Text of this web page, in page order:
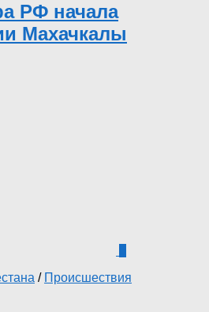
РФ начала
Махачкалы
/ Происшествия